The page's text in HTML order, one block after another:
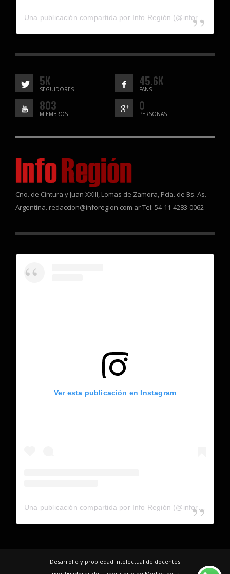
5K
SEGUIDORES
45.6K
FANS
803
MIEMBROS
0
PERSONAS
Cno. de Cintura y Juan XXIII, Lomas de Zamora, Pcia. de Bs. As.
Argentina. redaccion@inforegion.com.ar Tel: 54-11-4283-0062
Ver esta publicación en Instagram
Desarrollo y propiedad intelectual de docentes